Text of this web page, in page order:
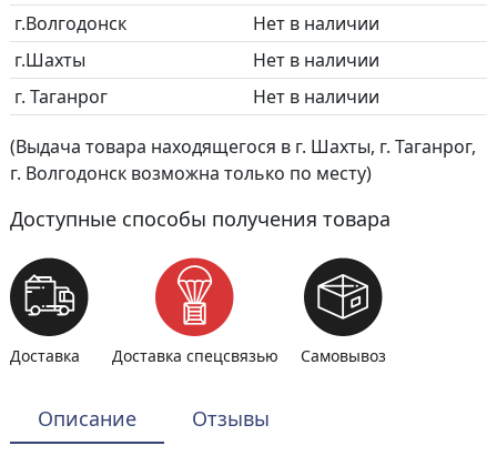
г.Волгодонск
Нет в наличии
г.Шахты
Нет в наличии
г. Таганрог
Нет в наличии
(Выдача товара находящегося в г. Шахты, г. Таганрог,
г. Волгодонск возможна только по месту)
Доступные способы получения товара
Доставка Доставка спецсвязью Самовывоз
Описание Отзывы